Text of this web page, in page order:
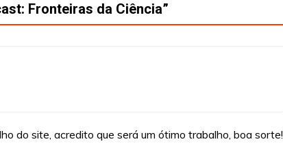
Fronteiras da Ciência”
do site, acredito que será um ótimo trabalho, boa sorte!